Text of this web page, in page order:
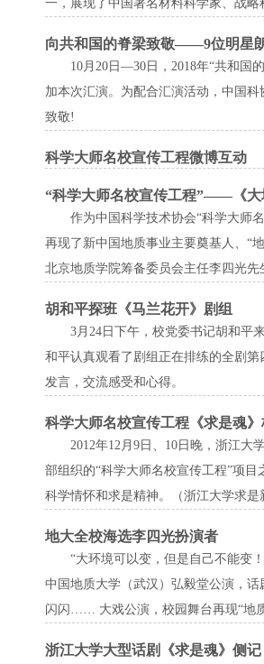
一，展现了中国著名材料科学家、战
向共和国的脊梁致敬——9位明星
10月20日—30日，2018年“共和国
加本次汇演。为配合汇演活动，中国
致敬!
科学大师名校宣传工程微博互动
“科学大师名校宣传工程”——《大
作为中国科学技术协会“科学大师
再现了新中国地质事业主要奠基人、“
北京地质学院筹备委员会主任李四光先
胡和平探班《马兰花开》剧组
3月24日下午，校党委书记胡和平
和平认真观看了剧组正在排练的全剧
发言，交流感受和心得。
科学大师名校宣传工程《求是魂
2012年12月9日、10日晚，浙江
部组织的“科学大师名校宣传工程”项
科学情怀和求是精神。（浙江大学求
地大全校海选李四光扮演者
“大环境可以变，但是自己不能变
中国地质大学（武汉）弘毅堂公演，
闪闪…… 大戏公演，校园舞台再现“地
浙江大学大型话剧《求是魂》侧记